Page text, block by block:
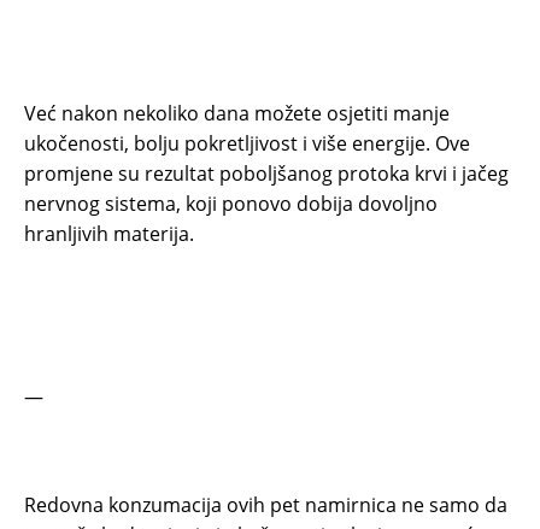
Već nakon nekoliko dana možete osjetiti manje
ukočenosti, bolju pokretljivost i više energije. Ove
promjene su rezultat poboljšanog protoka krvi i jačeg
nervnog sistema, koji ponovo dobija dovoljno
hranljivih materija.
—
Redovna konzumacija ovih pet namirnica ne samo da